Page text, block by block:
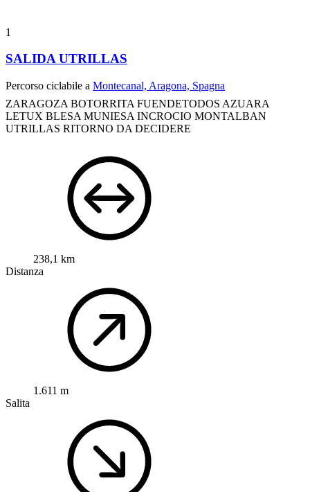
1
SALIDA UTRILLAS
Percorso ciclabile a Montecanal, Aragona, Spagna
ZARAGOZA BOTORRITA FUENDETODOS AZUARA
LETUX BLESA MUNIESA INCROCIO MONTALBAN
UTRILLAS RITORNO DA DECIDERE
238,1 km
Distanza
1.611 m
Salita